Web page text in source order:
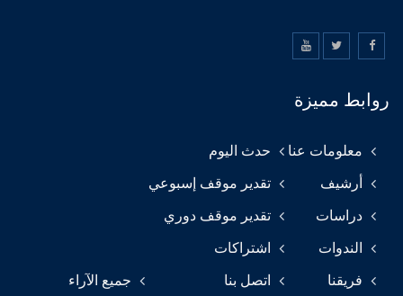
روابط مميزة
معلومات عنا
أرشيف
دراسات
الندوات
فريقنا
حدث اليوم
تقدير موقف إسبوعي
تقدير موقف دوري
اشتراكات
اتصل بنا
جميع الآراء